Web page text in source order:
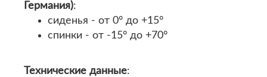
Германия):
сиденья - от 0° до +15°
спинки - от -15° до +70°
Технические данные: